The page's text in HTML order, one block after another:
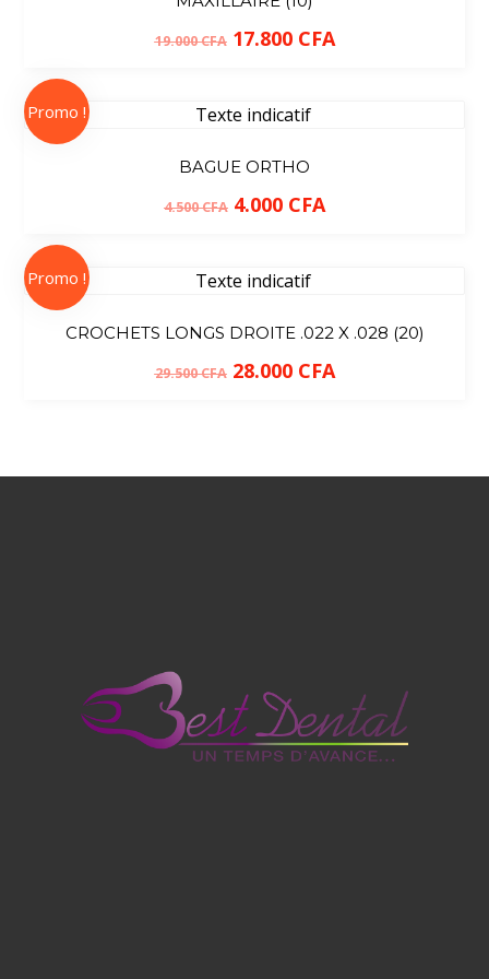
19.000CFA 17.800 CFA
BAGUE ORTHO
4.500CFA 4.000 CFA
Promo !
CROCHETS LONGS DROITE .022 X .028 (20)
29.500CFA 28.000 CFA
Promo !